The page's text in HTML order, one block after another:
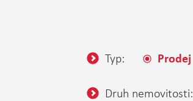
Typ: Prodej
Druh nemovitosti: